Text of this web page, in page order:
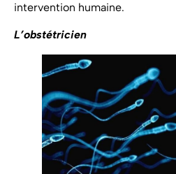
intervention humaine.
L’obstétricien